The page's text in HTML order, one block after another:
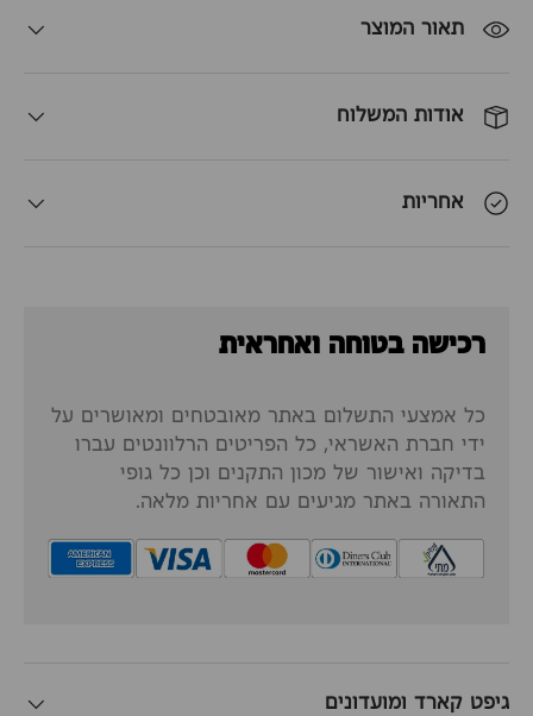
תאור המוצר
אודות המשלוח
אחריות
רכישה בטוחה ואחראית
כל אמצעי התשלום באתר מאובטחים ומאושרים על
ידי חברת האשראי, כל הפריטים הרלוונטים עברו
בדיקה ואישור של מכון התקנים וכן כל גופי
התאורה באתר מגיעים עם אחריות מלאה.
גיפט קארד ומועדונים